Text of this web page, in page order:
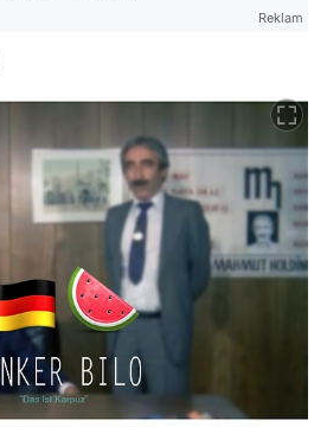
Reklam